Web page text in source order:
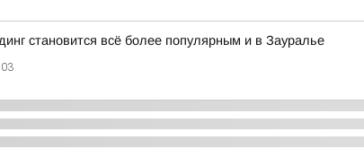
становится всё более популярным и в Зауралье